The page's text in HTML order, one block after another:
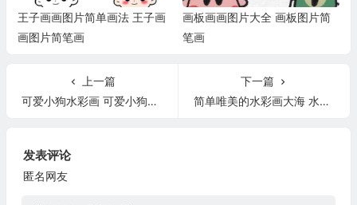
王子画画图片简单画法 王子画
画图片简笔画
画板画画图片大全 画板图片简
笔画
上一篇
可爱小狗水彩画 可爱小狗水彩画教程
下一篇
简单唯美的水彩画大海 水彩画大海教程步骤图简单
发表评论
匿名网友